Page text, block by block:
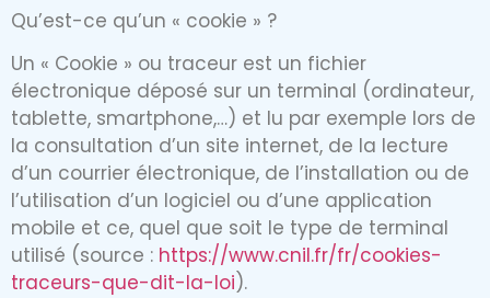
Qu’est-ce qu’un « cookie » ?
Un « Cookie » ou traceur est un fichier
électronique déposé sur un terminal (ordinateur,
tablette, smartphone,…) et lu par exemple lors de
la consultation d’un site internet, de la lecture
d’un courrier électronique, de l’installation ou de
l’utilisation d’un logiciel ou d’une application
mobile et ce, quel que soit le type de terminal
utilisé (source : https://www.cnil.fr/fr/cookies-
traceurs-que-dit-la-loi).